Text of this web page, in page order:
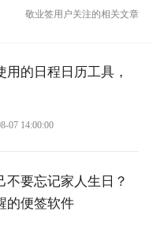
敬业签用户关注的相关文章
用的日程日历工具，
07 14:00:00
不要忘记家人生日？
的便签软件